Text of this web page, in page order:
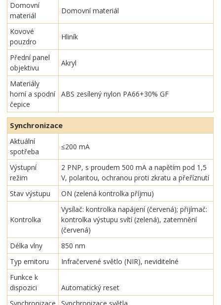
Domovní
materiál
Domovní materiál
Kovové
pouzdro
Hliník
Přední panel
objektivu
Akryl
Materiály
horní a spodní
čepice
ABS zesílený nylon PA66+30% GF
Synchronizace
Aktuální
spotřeba
≤200 mA
Výstupní
režim
2 PNP, s proudem 500 mA a napětím pod 1,5
V, polaritou, ochranou proti zkratu a přeříznutí
Stav výstupu
ON (zelená kontrolka příjmu)
Kontrolka
Vysílač: kontrolka napájení (červená); přijímač:
kontrolka výstupu svítí (zelená), zatemnění
(červená)
Délka vlny
850 nm
Typ emitoru
Infračervené světlo (NIR), neviditelné
Funkce k
dispozici
Automatický reset